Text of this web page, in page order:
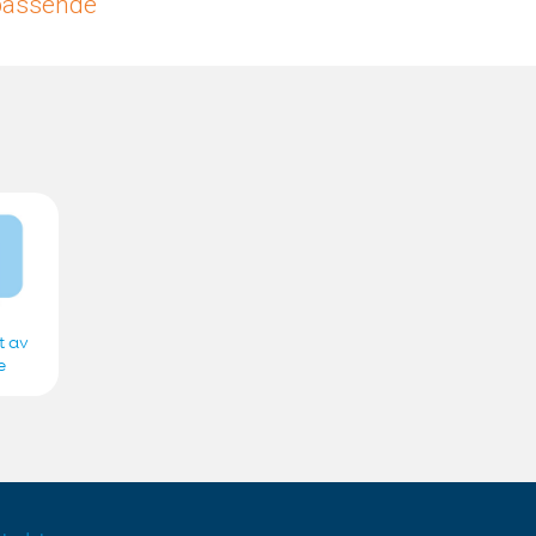
av